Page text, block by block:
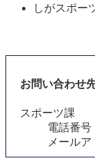
しがスポー
お問い合わせ
スポーツ課
電話番号
メールア